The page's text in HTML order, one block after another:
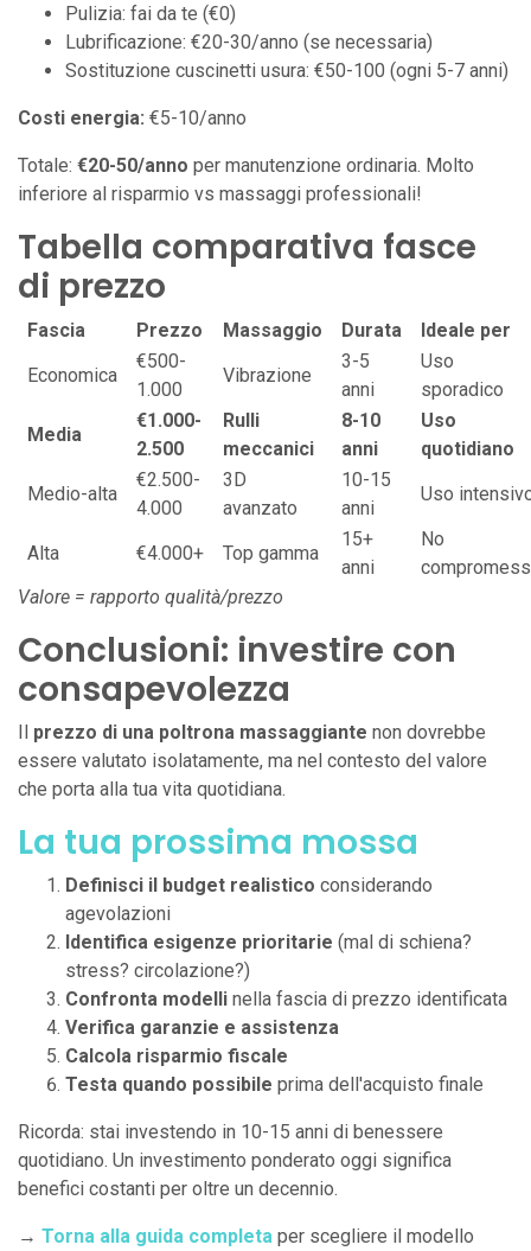
Pulizia: fai da te (€0)
Lubrificazione: €20-30/anno (se necessaria)
Sostituzione cuscinetti usura: €50-100 (ogni 5-7 anni)
Costi energia: €5-10/anno
Totale: €20-50/anno per manutenzione ordinaria. Molto
inferiore al risparmio vs massaggi professionali!
Tabella comparativa fasce
di prezzo
Fascia Prezzo Massaggio Durata
Ideale per
Economica
€500-
1.000
Vibrazione
3-5
anni
Uso
sporadico
Media
€1.000-
2.500
Rulli
meccanici
8-10
anni
Uso
quotidiano
Medio-alta
€2.500-
4.000
3D
avanzato
10-15
anni
Uso
Alta €4.000+ Top gamma
15+
anni
No
Valore = rapporto qualità/prezzo
Conclusioni: investire con
consapevolezza
Il prezzo di una poltrona massaggiante non dovrebbe
essere valutato isolatamente, ma nel contesto del valore
che porta alla tua vita quotidiana.
La tua prossima mossa
Definisci il budget realistico considerando
agevolazioni
Identifica esigenze prioritarie (mal di schiena?
stress? circolazione?)
Confronta modelli nella fascia di prezzo identificata
Verifica garanzie e assistenza
Calcola risparmio fiscale
Testa quando possibile prima dell'acquisto finale
Ricorda: stai investendo in 10-15 anni di benessere
quotidiano. Un investimento ponderato oggi significa
benefici costanti per oltre un decennio.
→ Torna alla guida completa per scegliere il modello